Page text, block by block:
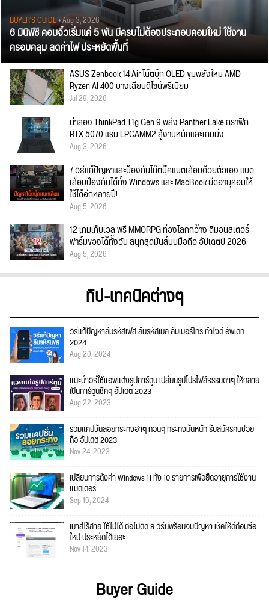
BUYER'S GUIDE• Aug 3, 2026
6 มินิพีซี คอมจิ๋วเริ่มแค่ 5 พัน มีครบไม่ต้องประกอบคอมใหม่ ใช้งาน
ครอบคลุม ลดค่าไฟ ประหยัดพื้นที่
ASUS Zenbook 14 Air โน้ตบุ๊ก OLED ขุมพลังใหม่ AMD
Ryzen AI 400 บางเฉียบดีไซน์พรีเมียม
Jul 29, 2026
น่าลอง ThinkPad T1g Gen 9 พลัง Panther Lake กราฟิก
RTX 5070 แรม LPCAMM2 สู้งานหนักและเกมมิ่ง
Aug 3, 2026
7 วิธีแก้ปัญหาและป้องกันโน๊ตบุ๊คแบตเสื่อมด้วยตัวเอง แบต
เสื่อมป้องกันได้ทั้ง Windows และ MacBook ยืดอายุคอมให้
ใช้ได้อีกหลายปี!
Aug 5, 2026
12 เกมเก็บเวล ฟรี MMORPG ท่องโลกกว้าง ตีมอนสเตอร์
ฟาร์มของได้ทั้งวัน สนุกสุดมันส์บนมือถือ อัปเดตปี 2026
Aug 5, 2026
ทิป-เทคนิคต่างๆ
วิธีแก้ปัญหาลืมรหัสเฟส ลืมรหัสเมล ลืมเบอร์โทร ทำไงดี อัพเดท
2024
Aug 20, 2024
แนะนำวิธีใช้แอพแต่งรูปการ์ตูน เปลี่ยนรูปโปรไฟล์ธรรมดาๆ ให้กลาย
เป็นการ์ตูนชิคๆ อัปเดต 2023
Aug 22, 2023
รวมแคปชั่นลอยกระทงฮาๆ กวนๆ กระทงมันหนัก รับสมัครคนช่วย
ถือ อัปเดต 2023
Nov 24, 2023
เปลี่ยนการตั้งค่า Windows 11 ทั้ง 10 รายการเพื่อยืดอายุการใช้งาน
แบตเตอรี่
Sep 16, 2024
เมาส์ไร้สาย ใช้ไม่ได้ ต่อไม่ติด 8 วิธีนี้พร้อมจบปัญหา เช็คให้ดีก่อนซื้อ
ใหม่ ประหยัดได้เยอะ
Nov 14, 2023
Buyer Guide